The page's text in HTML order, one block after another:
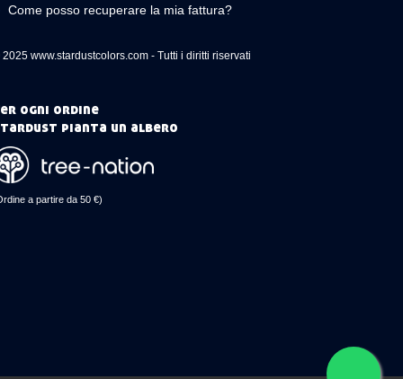
Come posso recuperare la mia fattura?
www.stardustcolors.com - Tutti i diritti riservati
ogni ordine
pianta un albero
a partire da 50 €)